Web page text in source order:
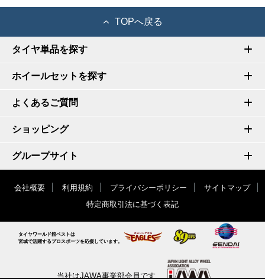
TOPへ戻る
タイヤ単品を探す
ホイールセットを探す
よくあるご質問
ショッピング
グループサイト
会社概要 利用規約 プライバシーポリシー
サイトマップ
特定商取引法に基づく表記
タイヤワールド館ベストは
宮城で活躍するプロスポーツを応援しています。
当社はJAWA事業部会員です